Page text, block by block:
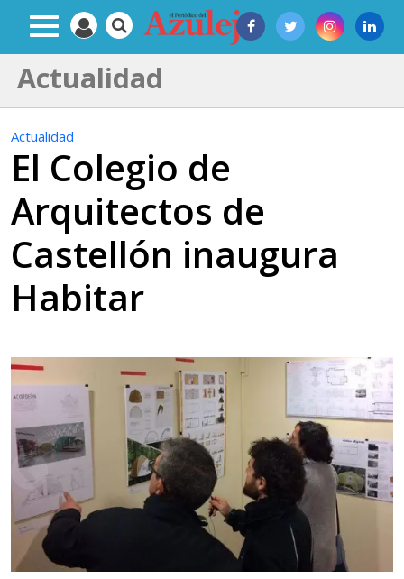
Actualidad
Actualidad
El Colegio de
Arquitectos de
Castellón inaugura
Habitar